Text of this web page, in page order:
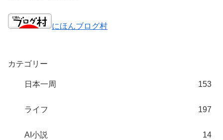
にほんブログ村
カテゴリー
日本一周 153
ライフ 197
AI小説 14